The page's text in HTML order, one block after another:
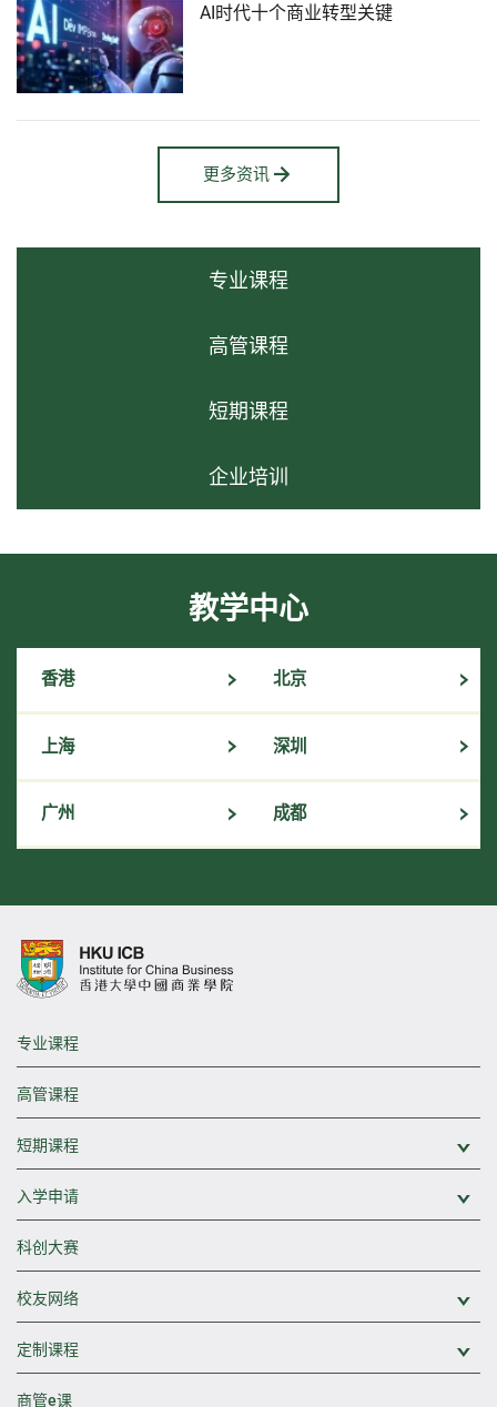
AI时代十个商业转型关键
更多资讯
专业课程
高管课程
短期课程
企业培训
教学中心
香港 北京
上海 深圳
广州 成都
专业课程
高管课程
短期课程
入学申请
科创大赛
校友网络
定制课程
商管e课